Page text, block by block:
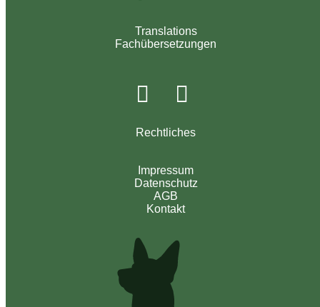
Translations
Fachübersetzungen
Rechtliches
Impressum
Datenschutz
AGB
Kontakt